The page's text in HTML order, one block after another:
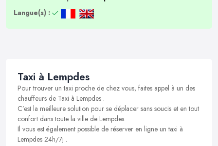
Langue(s) :
Taxi à Lempdes
Pour trouver un taxi proche de chez vous, faites appel à un des
chauffeurs de Taxi à Lempdes .
C’est la meilleure solution pour se déplacer sans soucis et en tout
confort dans toute la ville de Lempdes.
Il vous est également possible de réserver en ligne un taxi à
Lempdes 24h/7j .